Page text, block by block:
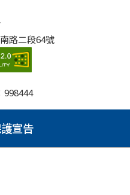
路二段64號
998444
宣告